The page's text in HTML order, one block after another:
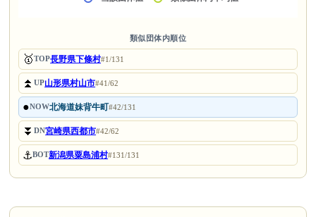
類似団体内順位
🥇TOP長野県下條村#1/131
⏫UP山形県村山市#41/62
●NOW北海道妹背牛町#42/131
⏬DN宮崎県西都市#42/62
⚓BOT新潟県粟島浦村#131/131